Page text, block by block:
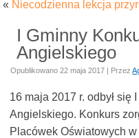
« Niecodzienna lekcja
I Gminny
Angielskiego
Opublikowano 22 maja 2017 | Przez
16 maja 2017 r. odbył się
Angielskiego. Konkurs
Placówek Oświatowych